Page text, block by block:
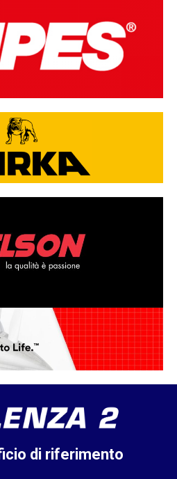
di riferimento